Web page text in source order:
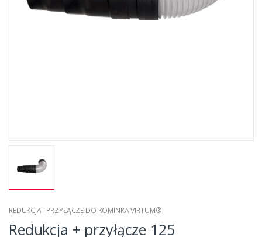
REDUKCJA I PRZYŁĄCZE DO KOMINKA VIRTUM®
Redukcja + przyłącze 125